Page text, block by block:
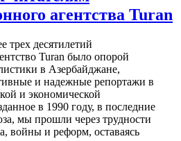
агентства Turan
трех десятилетий
Turan было опорой
в Азербайджане,
и надежные репортажи в
и экономической
в 1990 году, в последние
мы прошли через трудности
войны и реформ, оставаясь